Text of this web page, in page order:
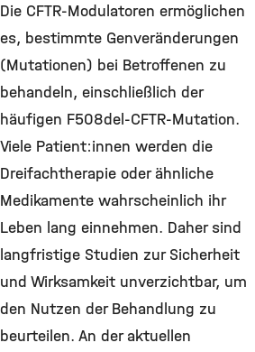
Die CFTR-Modulatoren ermöglichen
es, bestimmte Genveränderungen
(Mutationen) bei Betroffenen zu
behandeln, einschließlich der
häufigen F508del-CFTR-Mutation.
Viele Patient:innen werden die
Dreifachtherapie oder ähnliche
Medikamente wahrscheinlich ihr
Leben lang einnehmen. Daher sind
langfristige Studien zur Sicherheit
und Wirksamkeit unverzichtbar, um
den Nutzen der Behandlung zu
beurteilen. An der aktuellen